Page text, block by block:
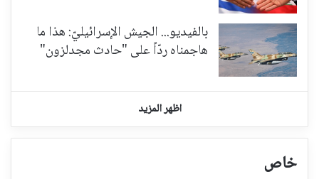
بالفيديو... الجيش الإسرائيليّ: هذا ما
هاجمناه ردّاً على "حادث مجدلزون"
اظهر المزيد
خاص